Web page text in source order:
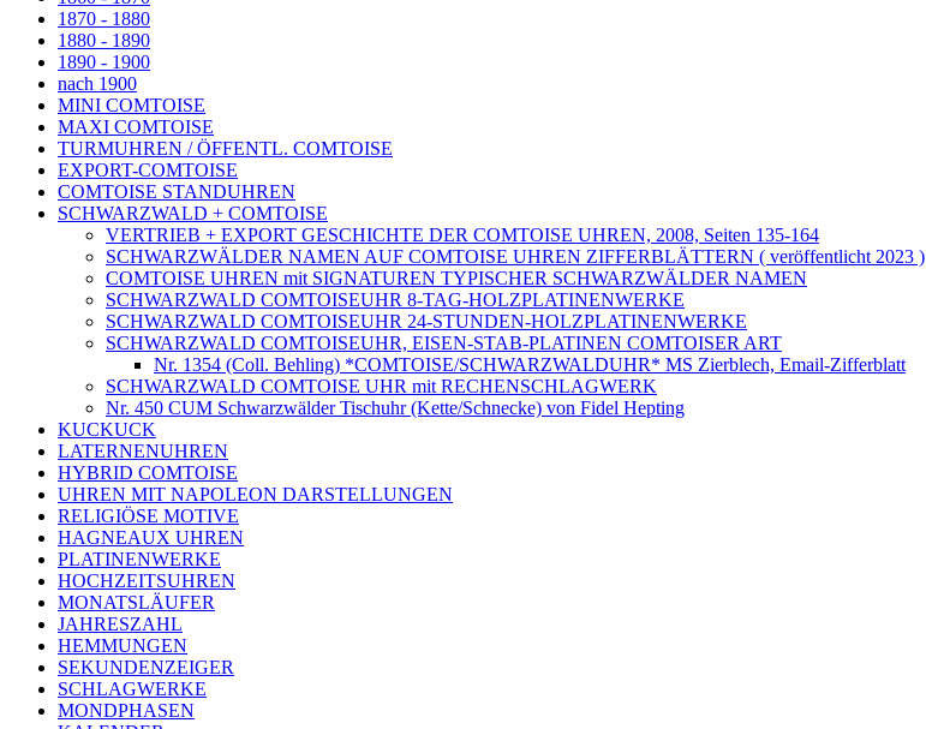
1870 - 1880
1880 - 1890
1890 - 1900
nach 1900
MINI COMTOISE
MAXI COMTOISE
TURMUHREN / ÖFFENTL. COMTOISE
EXPORT-COMTOISE
COMTOISE STANDUHREN
SCHWARZWALD + COMTOISE
VERTRIEB + EXPORT GESCHICHTE DER COMTOISE UHREN, 2008, Seiten 135-164
SCHWARZWÄLDER NAMEN AUF COMTOISE UHREN ZIFFERBLÄTTERN ( veröffentlicht 2023 )
COMTOISE UHREN mit SIGNATUREN TYPISCHER SCHWARZWÄLDER NAMEN
SCHWARZWALD COMTOISEUHR 8-TAG-HOLZPLATINENWERKE
SCHWARZWALD COMTOISEUHR 24-STUNDEN-HOLZPLATINENWERKE
SCHWARZWALD COMTOISEUHR, EISEN-STAB-PLATINEN COMTOISER ART
Nr. 1354 (Coll. Behling) *COMTOISE/SCHWARZWALDUHR* MS Zierblech, Email-Zifferblatt
SCHWARZWALD COMTOISE UHR mit RECHENSCHLAGWERK
Nr. 450 CUM Schwarzwälder Tischuhr (Kette/Schnecke) von Fidel Hepting
KUCKUCK
LATERNENUHREN
HYBRID COMTOISE
UHREN MIT NAPOLEON DARSTELLUNGEN
RELIGIÖSE MOTIVE
HAGNEAUX UHREN
PLATINENWERKE
HOCHZEITSUHREN
MONATSLÄUFER
JAHRESZAHL
HEMMUNGEN
SEKUNDENZEIGER
SCHLAGWERKE
MONDPHASEN